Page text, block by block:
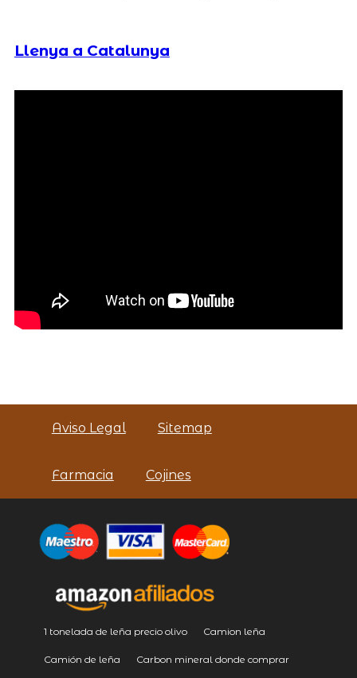
Llenya a Catalunya
Aviso Legal Sitemap
Farmacia Cojines
1 tonelada de leña precio olivo Camion leña
Camión de leña Carbon mineral donde comprar